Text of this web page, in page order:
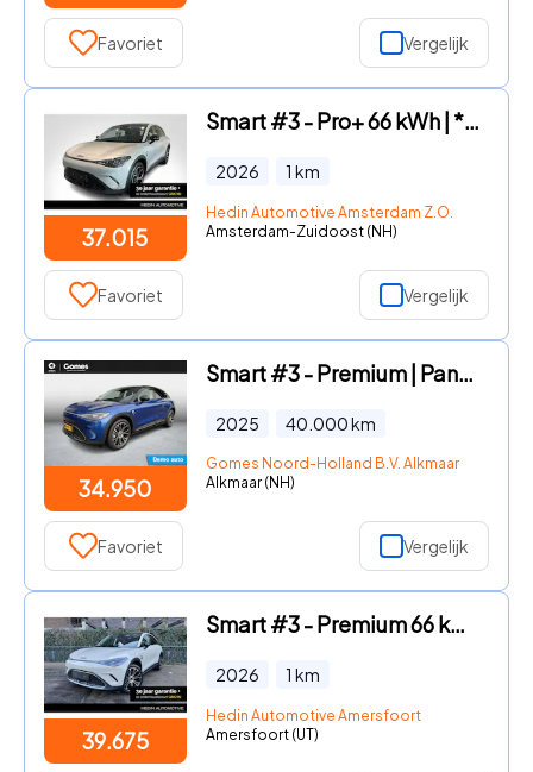
Favoriet Vergelijk
37.015
Smart #3 - Pro+ 66 kWh | *Bijtelling vanaf € 222, - per maand!* | Adapt
2026 1 km
Hedin Automotive Amsterdam Z.O.
Amsterdam-Zuidoost (NH)
Favoriet Vergelijk
34.950
Smart #3 - Premium | Panoramadak | Beats Soundsystem | 360° Camera | Ad
2025 40.000km
Gomes Noord-Holland B.V. Alkmaar
Alkmaar (NH)
Favoriet Vergelijk
39.675
Smart #3 - Premium 66 kWh | *Bijtelling vanaf € 237, - per maand!* | Ad
2026 1 km
Hedin Automotive Amersfoort
Amersfoort (UT)